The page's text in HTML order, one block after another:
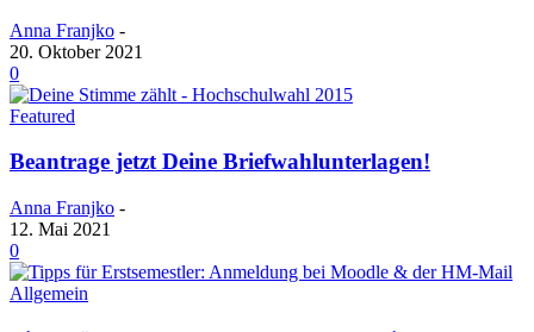
Anna Franjko -
20. Oktober 2021
0
Featured
Beantrage jetzt Deine Briefwahlunterlagen!
Anna Franjko -
12. Mai 2021
0
Allgemein